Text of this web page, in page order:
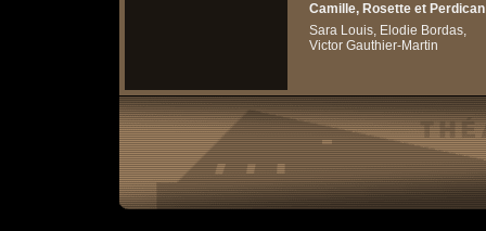
Camille, Rosette et Perdican
Sara Louis, Elodie Bordas,
Victor Gauthier-Martin